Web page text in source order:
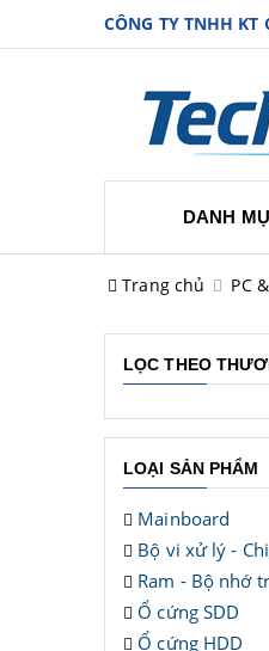
CÔNG TY TNHH KT
DANH
Trang chủ PC
LỌC THEO
LOẠI SẢN PHẨM
Mainboard
Bộ vi xử lý -
Ram - Bộ nhớ
Ổ cứng SDD
Ổ cứng HDD